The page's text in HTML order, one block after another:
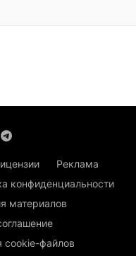
Реклама
конфиденциальности
материалов
cookie-файлов